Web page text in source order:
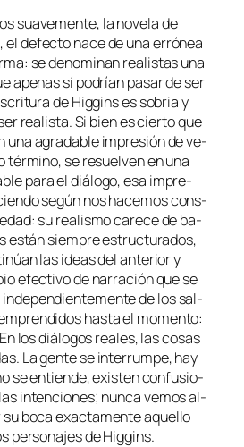
sua­ve­men­te, la no­ve­la de
, el de­fec­to na­ce de una erró­nea
se de­no­mi­nan rea­lis­tas una
ape­nas sí po­drían pa­sar de ser
de Higgins es so­bria y
rea­lis­ta. Si bien es cier­to que
una agra­da­ble im­pre­sión de ve­
tér­mino, se re­suel­ven en una
pa­ra el diá­lo­go, esa im­pre­
se­gún nos ha­ce­mos cons­
su rea­lis­mo ca­re­ce de ba­
es­tán siem­pre es­truc­tu­ra­dos,
las ideas del an­te­rior y
efec­ti­vo de na­rra­ción que se
de los sal­
has­ta el mo­men­to:
los diá­lo­gos reales, las co­sas
La gen­te se in­te­rrum­pe, hay
se en­tien­de, exis­ten con­fu­sio­
in­ten­cio­nes; nun­ca ve­mos al­
su bo­caexac­ta­men­teaque­llo
per­so­na­jes de Higgins.